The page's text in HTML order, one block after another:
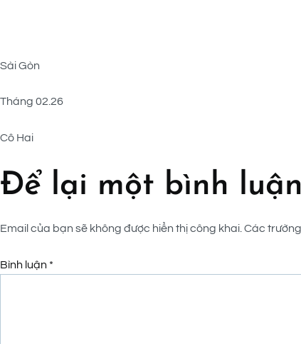
Sài Gòn
Tháng 02.26
Cô Hai
Để lại một bình luận
Email của bạn sẽ không được hiển thị công khai. Các
Bình luận *